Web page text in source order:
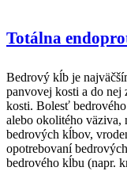
Totálna
Bedrový kĺb je
panvovej kosti a do nej
kosti. Bolesť
alebo okolitého väziva,
bedrových kĺbov,
opotrebovaní
bedrového kĺbu (napr.